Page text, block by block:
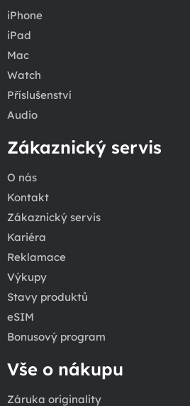
iPhone
iPad
Mac
Watch
Příslušenství
Audio
Zákaznický servis
O nás
Kontakt
Zákaznický servis
Kariéra
Reklamace
Výkupy
Stavy produktů
eSIM
Bonusový program
Vše o nákupu
Záruka originality